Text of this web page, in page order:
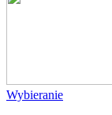
Wybieranie